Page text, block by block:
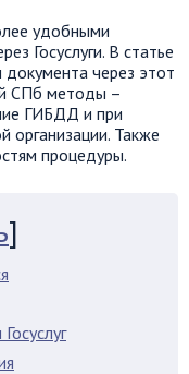
удобными
Госуслуги. В статье
через этот
СПб методы –
ГИБДД и при
организации. Также
процедуры.
]